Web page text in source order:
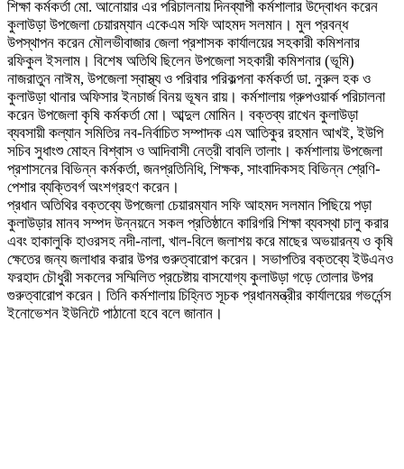
শিক্ষা কর্মকর্তা মো. আনোয়ার এর পরিচালনায় দিনব্যাপী কর্মশালার উদ্বোধন করেন
কুলাউড়া উপজেলা চেয়ারম্যান একেএম সফি আহমদ সলমান। মুল প্রবন্ধ
উপস্থাপন করেন মৌলভীবাজার জেলা প্রশাসক কার্যালয়ের সহকারী কমিশনার
রফিকুল ইসলাম। বিশেষ অতিথি ছিলেন উপজেলা সহকারী কমিশনার (ভূমি)
নাজরাতুন নাঈম, উপজেলা স্বাস্থ্য ও পরিবার পরিকল্পনা কর্মকর্তা ডা. নুরুল হক ও
কুলাউড়া থানার অফিসার ইনচার্জ বিনয় ভূষন রায়। কর্মশালায় গ্রুপওয়ার্ক পরিচালনা
করেন উপজেলা কৃষি কর্মকর্তা মো। আব্দুল মোমিন। বক্তব্য রাখেন কুলাউড়া
ব্যবসায়ী কল্যান সমিতির নব-নির্বাচিত সম্পাদক এম আতিকুর রহমান আখই, ইউপি
সচিব সুধাংশু মোহন বিশ্বাস ও আদিবাসী নেত্রী বাবলি তালাং। কর্মশালায় উপজেলা
প্রশাসনের বিভিন্ন কর্মকর্তা, জনপ্রতিনিধি, শিক্ষক, সাংবাদিকসহ বিভিন্ন শ্রেণি-
পেশার ব্যক্তিবর্গ অংশগ্রহণ করেন।
প্রধান অতিথির বক্তব্যে উপজেলা চেয়ারম্যান সফি আহমদ সলমান পিছিয়ে পড়া
কুলাউড়ার মানব সম্পদ উন্নয়নে সকল প্রতিষ্ঠানে কারিগরি শিক্ষা ব্যবস্থা চালু করার
এবং হাকালুকি হাওরসহ নদী-নালা, খাল-বিলে জলাশয় করে মাছের অভয়ারন্য ও কৃষি
ক্ষেতের জন্য জলাধার করার উপর গুরুত্বারোপ করেন। সভাপতির বক্তব্যে ইউএনও
ফরহাদ চৌধুরী সকলের সম্মিলিত প্রচেষ্টায় বাসযোগ্য কুলাউড়া গড়ে তোলার উপর
গুরুত্বারোপ করেন। তিনি কর্মশালায় চিহ্নিত সূচক প্রধানমন্ত্রীর কার্যালয়ের গভর্নেন্স
ইনোভেশন ইউনিটে পাঠানো হবে বলে জানান।